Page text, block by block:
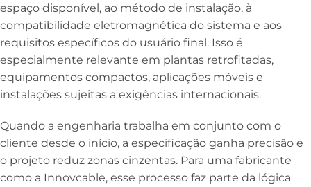
espaço disponível, ao método de instalação, à
compatibilidade eletromagnética do sistema e aos
requisitos específicos do usuário final. Isso é
especialmente relevante em plantas retrofitadas,
equipamentos compactos, aplicações móveis e
instalações sujeitas a exigências internacionais.
Quando a engenharia trabalha em conjunto com o
cliente desde o início, a especificação ganha precisão e
o projeto reduz zonas cinzentas. Para uma fabricante
como a Innovcable, esse processo faz parte da lógica